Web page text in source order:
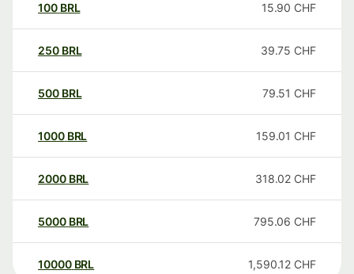
100 BRL 15.90 CHF
250 BRL 39.75 CHF
500 BRL 79.51 CHF
1000 BRL 159.01 CHF
2000 BRL 318.02 CHF
5000 BRL 795.06 CHF
10000 BRL 1,590.12 CHF